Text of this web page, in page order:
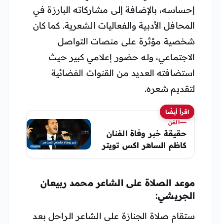
إحساسه، بالإضافة إلى مشاركاته البارزة في
المحافل الأدبية والفعاليات الشعرية. كما كان
شخصية مؤثرة على منصات التواصل
الاجتماعي، وله حضور إعلامي كبير حيث
استضافته العديد من القنوات الفضائية
لتقديم شعره.
اقرأ أيضًا
الفن
حقيقة خبر وفاة الفنان
كاظم الساهر اكس تويتر
موعد الصلاة على الشاعر محمد ربيعان
الجريشي:
ستقام صلاة الجنازة على الشاعر الراحل بعد